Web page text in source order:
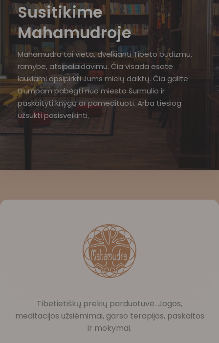
Susitikime
Mahamudroje
Mahamudra tai vieta, dvelkianti Tibeto budizmu,
ramybe, atsipalaidavimu. Čia visada esate
laukiami apsipirkti Jums mielų daiktų. Čia galite
trumpam pabėgti nuo miesto šurmulio ir
paskaityti knygą ar pamedituoti. Arba tiesiog
užsukti pasisveikinti.
Tibetietiškų prekių parduotuvė. Jogos,
meditacijos užsiėmimai, garso terapijos, paskaitos
ir mokymai.